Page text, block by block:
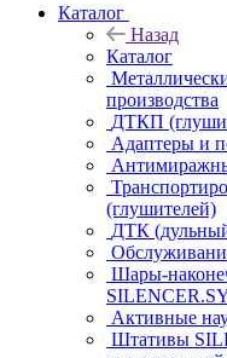
Каталог
Назад
Каталог
производства
ДТКП
Адаптеры и
(глушителей)
ДТК
Шары-
Активные
Штативы